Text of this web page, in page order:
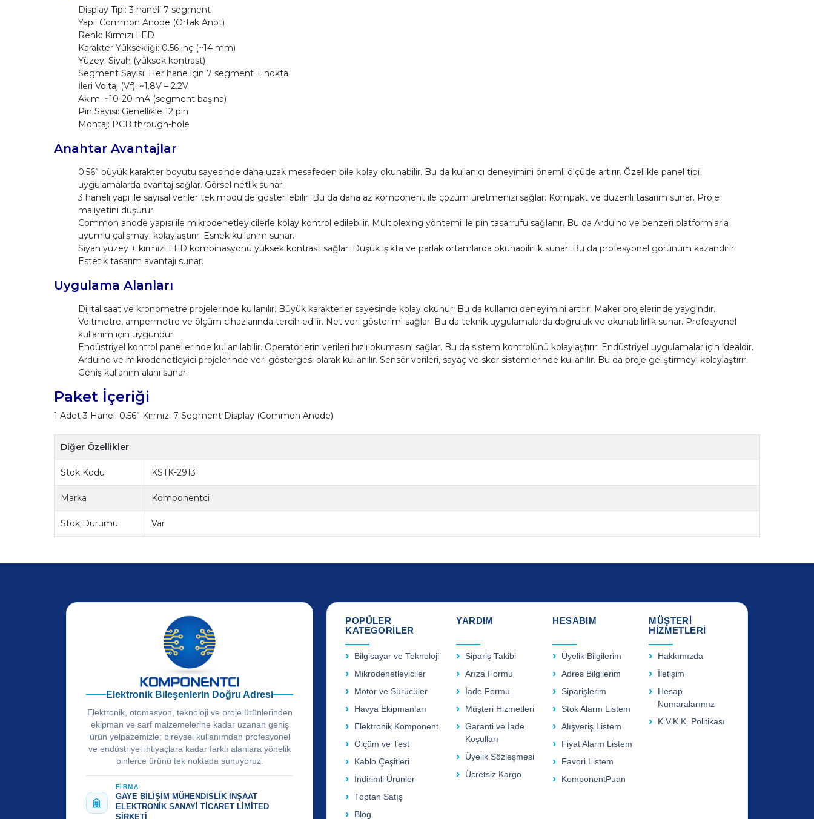
Display Tipi: 3 haneli 7 segment
Yapı: Common Anode (Ortak Anot)
Renk: Kırmızı LED
Karakter Yüksekliği: 0.56 inç (~14 mm)
Yüzey: Siyah (yüksek kontrast)
Segment Sayısı: Her hane için 7 segment + nokta
İleri Voltaj (Vf): ~1.8V – 2.2V
Akım: ~10-20 mA (segment başına)
Pin Sayısı: Genellikle 12 pin
Montaj: PCB through-hole
Anahtar Avantajlar
0.56” büyük karakter boyutu sayesinde daha uzak mesafeden bile kolay okunabilir. Bu da kullanıcı deneyimini önemli ölçüde artırır. Özellikle panel tipi
uygulamalarda avantaj sağlar. Görsel netlik sunar.
3 haneli yapı ile sayısal veriler tek modülde gösterilebilir. Bu da daha az komponent ile çözüm üretmenizi sağlar. Kompakt ve düzenli tasarım sunar. Proje
maliyetini düşürür.
Common anode yapısı ile mikrodenetleyicilerle kolay kontrol edilebilir. Multiplexing yöntemi ile pin tasarrufu sağlanır. Bu da Arduino ve benzeri platformlarla
uyumlu çalışmayı kolaylaştırır. Esnek kullanım sunar.
Siyah yüzey + kırmızı LED kombinasyonu yüksek kontrast sağlar. Düşük ışıkta ve parlak ortamlarda okunabilirlik sunar. Bu da profesyonel görünüm kazandırır.
Estetik tasarım avantajı sunar.
Uygulama Alanları
Dijital saat ve kronometre projelerinde kullanılır. Büyük karakterler sayesinde kolay okunur. Bu da kullanıcı deneyimini artırır. Maker projelerinde yaygındır.
Voltmetre, ampermetre ve ölçüm cihazlarında tercih edilir. Net veri gösterimi sağlar. Bu da teknik uygulamalarda doğruluk ve okunabilirlik sunar. Profesyonel
kullanım için uygundur.
Endüstriyel kontrol panellerinde kullanılabilir. Operatörlerin verileri hızlı okumasını sağlar. Bu da sistem kontrolünü kolaylaştırır. Endüstriyel uygulamalar için idealdir.
Arduino ve mikrodenetleyici projelerinde veri göstergesi olarak kullanılır. Sensör verileri, sayaç ve skor sistemlerinde kullanılır. Bu da proje geliştirmeyi kolaylaştırır.
Geniş kullanım alanı sunar.
Paket İçeriği
1 Adet 3 Haneli 0.56” Kırmızı 7 Segment Display (Common Anode)
Diğer Özellikler
Stok Kodu KSTK-2913
Marka Komponentci
Stok Durumu Var
Elektronik Bileşenlerin Doğru Adresi
Elektronik, otomasyon, teknoloji ve proje ürünlerinden
ekipman ve sarf malzemelerine kadar uzanan geniş
ürün yelpazemizle; bireysel kullanımdan profesyonel
ve endüstriyel ihtiyaçlara kadar farklı alanlara yönelik
binlerce ürünü tek noktada sunuyoruz.
FİRMA
GAYE BİLİŞİM MÜHENDİSLİK İNŞAAT
ELEKTRONİK SANAYİ TİCARET LİMİTED
ŞİRKETİ
POPÜLER
KATEGORİLER
Bilgisayar ve Teknoloji
Mikrodenetleyiciler
Motor ve Sürücüler
Havya Ekipmanları
Elektronik Komponent
Ölçüm ve Test
Kablo Çeşitleri
İndirimli Ürünler
Toptan Satış
Blog
YARDIM
Sipariş Takibi
Arıza Formu
İade Formu
Müşteri Hizmetleri
Garanti ve İade
Koşulları
Üyelik Sözleşmesi
Ücretsiz Kargo
HESABIM
Üyelik Bilgilerim
Adres Bilgilerim
Siparişlerim
Stok Alarm Listem
Alışveriş Listem
Fiyat Alarm Listem
Favori Listem
KomponentPuan
MÜŞTERİ
HİZMETLERİ
Hakkımızda
İletişim
Hesap
Numaralarımız
K.V.K.K. Politikası